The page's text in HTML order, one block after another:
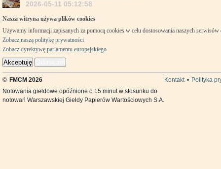
2026-05-11 05:12:58
Nasza witryna używa plików cookies
Używamy informacji zapisanych za pomocą cookies w celu dostosowania naszych
Zobacz naszą politykę prywatności
Zobacz dyrektywę parlamentu europejskiego
Akceptuję
© FMCM 2026 Kontakt • Polityka
Notowania giełdowe opóźnione o 15 minut w stosunku do
notowań Warszawskiej Giełdy Papierów Wartościowych S.A.